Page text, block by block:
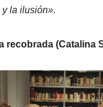
la ilusión».
recobrada (Catalina